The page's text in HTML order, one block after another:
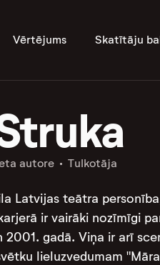
Vērtējums Skatītāju
autore Tulkotāja
Latvijas teātra
ir vairāki nozīmīgi
2001. gadā. Viņa ir arī
lieluzvedumam